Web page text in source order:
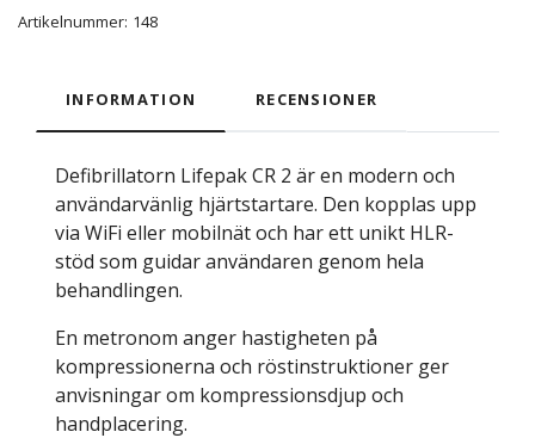
Artikelnummer: 148
INFORMATION RECENSIONER
Defibrillatorn Lifepak CR 2 är en modern och
användarvänlig hjärtstartare. Den kopplas upp
via WiFi eller mobilnät och har ett unikt HLR-
stöd som guidar användaren genom hela
behandlingen.
En metronom anger hastigheten på
kompressionerna och röstinstruktioner ger
anvisningar om kompressionsdjup och
handplacering.